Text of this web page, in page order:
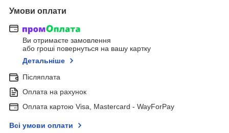
Умови оплати
Ви отримаєте замовлення
або гроші повернуться на вашу картку
Детальніше
Післяплата
Оплата на рахунок
Оплата картою Visa, Mastercard - WayForPay
Всі умови оплати